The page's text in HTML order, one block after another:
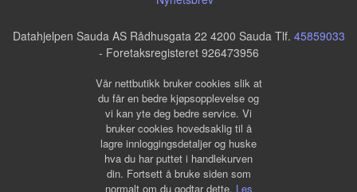
Datahjelpen Sauda AS Rådhusgata 22 4200 Sauda Tlf. 45859033
- Foretaksregisteret 926473956
Vår nettbutikk bruker cookies slik at
du får en bedre kjøpsopplevelse og
vi kan yte deg bedre service. Vi
bruker cookies hovedsaklig til å
lagre innloggingsdetaljer og huske
hva du har puttet i handlekurven
din. Fortsett å bruke siden som
normalt om du godtar dette. Les